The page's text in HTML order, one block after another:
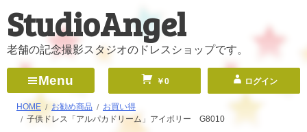
ン
テ
ン
StudioAngel
老舗の記念撮影スタジオのドレスショップです。
Menu ￥0 ログイン
HOME お勧め商品
お買い得
子供ドレス「アルパカドリーム」アイボリー G8010